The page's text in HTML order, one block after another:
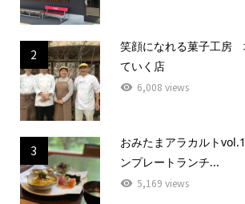
2
笑顔になれる菓子工房
ていく店
6,008 views
3
おみたまアラカルト
ンプレートランチ...
5,169 views